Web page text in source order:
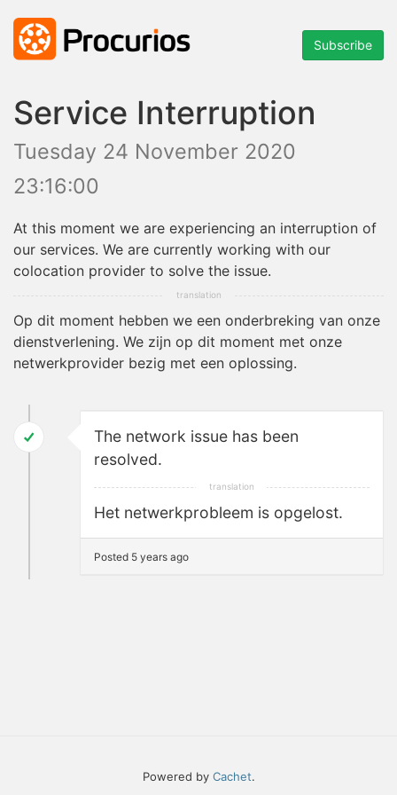
Subscribe
Service Interruption
Tuesday 24 November 2020
23:16:00
At this moment we are experiencing an interruption of
our services. We are currently working with our
colocation provider to solve the issue.
Op dit moment hebben we een onderbreking van onze
dienstverlening. We zijn op dit moment met onze
netwerkprovider bezig met een oplossing.
The network issue has been
resolved.
Het netwerkprobleem is opgelost.
Posted 5 years ago
Powered by Cachet.